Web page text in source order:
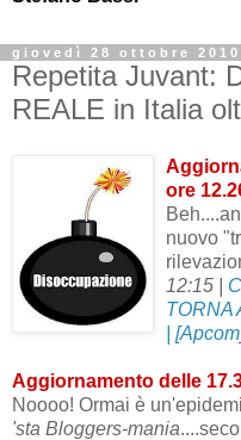
giovedì 28 ottobre 2010
Repetita Juvant:
REALE in Italia
ore
nuovo
12:15
TORNA
Aggiornamento delle
Noooo! Ormai è
'sta Bloggers-mania